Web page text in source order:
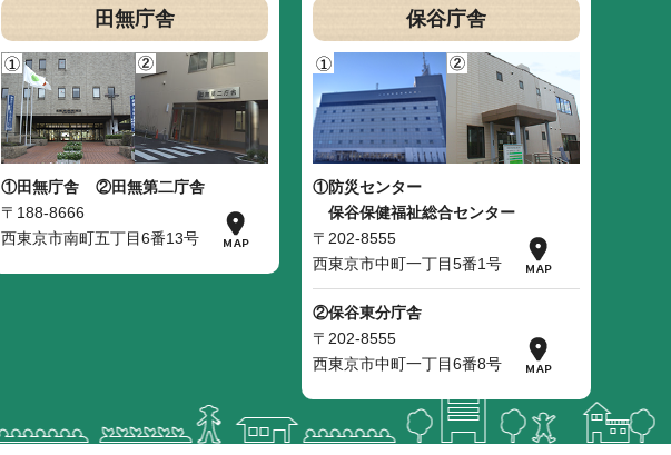
田無庁舎
①田無庁舎
②田無第二庁舎
〒188-8666
西東京市南町五丁目6番13号
保谷庁舎
①防災センター
保谷保健福祉総合センター
〒202-8555
西東京市中町一丁目5番1号
②保谷東分庁舎
〒202-8555
西東京市中町一丁目6番8号